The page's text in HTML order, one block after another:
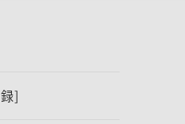
]